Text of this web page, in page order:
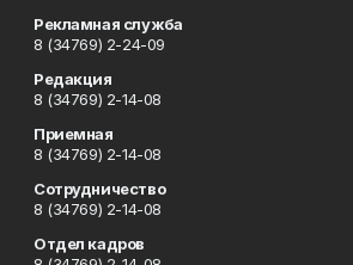
Рекламная служба
8 (34769) 2-24-09
Редакция
8 (34769) 2-14-08
Приемная
8 (34769) 2-14-08
Сотрудничество
8 (34769) 2-14-08
Отдел кадров